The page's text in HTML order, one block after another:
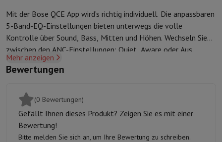
Home & DomoticaSmart HomeSicherheit & SchutzIP-Kameras
Verbundene UhrenSmartwatchApple WatchSamsung Galaxy
Elektrische MobilitätGesamte Elektromobilität E Scooter und
Smart ToysVirtual-Reality-KopfhörerDrohneDJI-Drohnen
Gaming Konsole
Sport Zubehör
Infos & Beratung
Warum HiFi wählen
Kostenlose Lieferung
Unsere DienstleistungenKostenlose Lieferung Abholung im
Mit der Bose QCE App wird’s richtig individuell. Die anpassbaren
5-Band-EQ-Einstellungen bieten unterwegs die volle
Kontrolle über Sound, Bass, Mitten und Höhen. Wechseln Sie
zwischen den ANC-Einstellungen: Quiet, Aware oder Aus.
Verwenden Sie die App, um die Akkulaufzeit zu überprüfen, Ihre
Shortcuts festzulegen und verbundene Geräte zu verwalten.
Mehr anzeigen
Bewertungen
(0 Bewertungen)
Gefällt Ihnen dieses Produkt? Zeigen Sie es mit einer
Bewertung!
Bitte melden Sie sich an, um Ihre Bewertung zu schreiben.